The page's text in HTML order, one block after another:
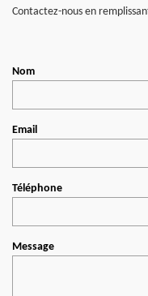
Contactez-nous en
Nom
Email
Téléphone
Message